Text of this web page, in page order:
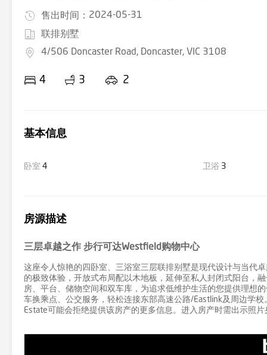
售出时间： 2024-05-31
联排别墅
4/506 Doncaster Road, Doncaster, VIC 3108
4 3 2
基本信息
卧室 4 卫浴 3
房源描述
三层卓越之作 步行可达Westfield购物中心
这座令人惊艳的四卧室、三浴室三层联排别墅是现代设计与当代
的极致体验，开放式布局配以木地板，延伸至私人封闭式阳台，
房、平台、储物空间和双车库，为追求低维护生活的您提供理想
车换乘点、公交服务，轻松连接东部高速公路/Eastlink及周边学
Estate可能会拒绝提供该房产的更多信息。进入房产时需出示照片